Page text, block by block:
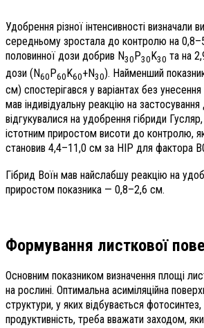
Удобрення різної інтенсивності визначали
середньому зростала до контролю на
половинної дози добрив N30 P30 K30 та на
дози (N60P60K60+N30). Найменший
см) спостерігався у варіантах без
мав індивідуальну реакцію на
відгукувалися на удобрення гібриди
істотним приростом висоти до контролю,
становив 4,4–11,0 см за НІР для фактора
Гібрид Воїн мав найслабшу реакцію на
приростом показника — 0,8–2,6 см.
Формування листкової
Основним показником визначення площі
на рослині. Оптимальна асиміляційна
структури, у яких відбувається
продуктивність, треба вважати заходом,